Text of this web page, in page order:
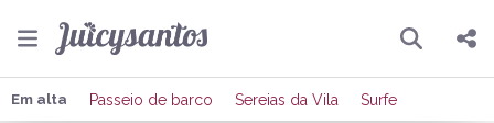
Pesquisar
Compartilhar
Em alta Passeio de barco Sereias da Vila Surfe